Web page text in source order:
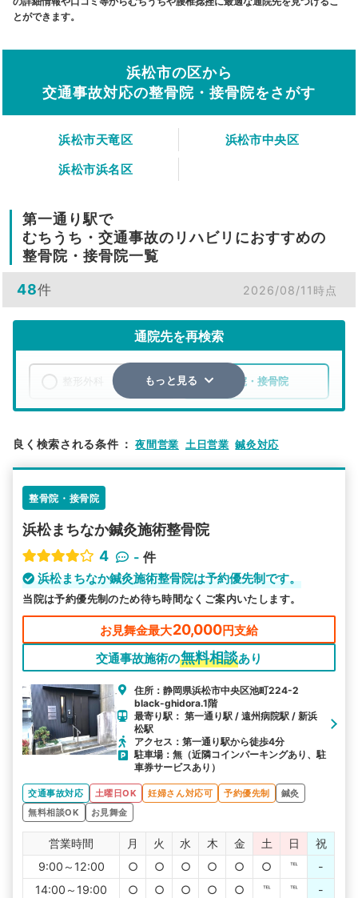
とができます。
浜松市の区から
交通事故対応の整骨院・接骨院をさがす
浜松市天竜区
浜松市中央区
浜松市浜名区
第一通り駅で
むちうち・交通事故のリハビリにおすすめの
整骨院・接骨院一覧
48件 2026/08/11時点
通院先を再検索
整骨院・接骨院
検索する
駅から探す 院名から探す
もっと見る
良く検索される条件 ： 夜間営業 土日営業 鍼灸対応
整骨院・接骨院
浜松まちなか鍼灸施術整骨院
4
- 件
浜松まちなか鍼灸施術整骨院は予約優先制です。
当院は予約優先制のため待ち時間なくご案内いたします。
お見舞金最大20,000円支給
交通事故施術の無料相談あり
住所：静岡県浜松市中央区池町224-2
black-ghidora.1階
最寄り駅： 第一通り駅 / 遠州病院駅 / 新浜
松駅
アクセス：第一通り駅から徒歩4分
駐車場：無（近隣コインパーキングあり、駐
車券サービスあり）
交通事故対応 土曜日OK 妊婦さん対応可 予約優先制
鍼灸
無料相談OK
お見舞金
営業時間 月 火 水 木 金 土 日
祝
9:00～12:00
○ ○ ○ ○ ○ ○ ℡
-
14:00～19:00
○ ○ ○ ○ ○ ℡ ℡ -